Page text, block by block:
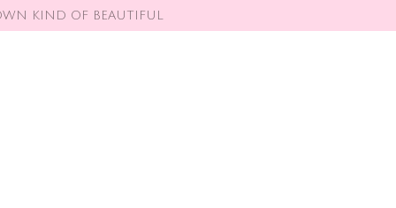
KIND OF BEAUTIFUL